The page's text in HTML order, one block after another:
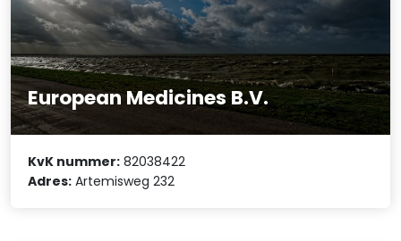
European Medicines B.V.
KvK nummer: 82038422
Adres: Artemisweg 232